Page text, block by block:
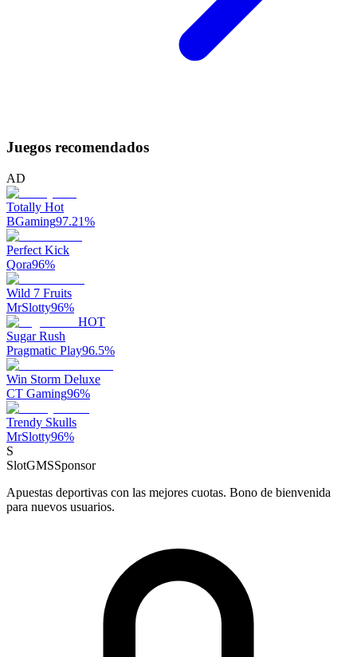
Juegos recomendados
AD
Totally Hot
BGaming97.21%
Perfect Kick
Qora96%
Wild 7 Fruits
MrSlotty96%
HOT
Sugar Rush
Pragmatic Play96.5%
Win Storm Deluxe
CT Gaming96%
Trendy Skulls
MrSlotty96%
S
SlotGMSSponsor
Apuestas deportivas con las mejores cuotas. Bono de bienvenida
para nuevos usuarios.